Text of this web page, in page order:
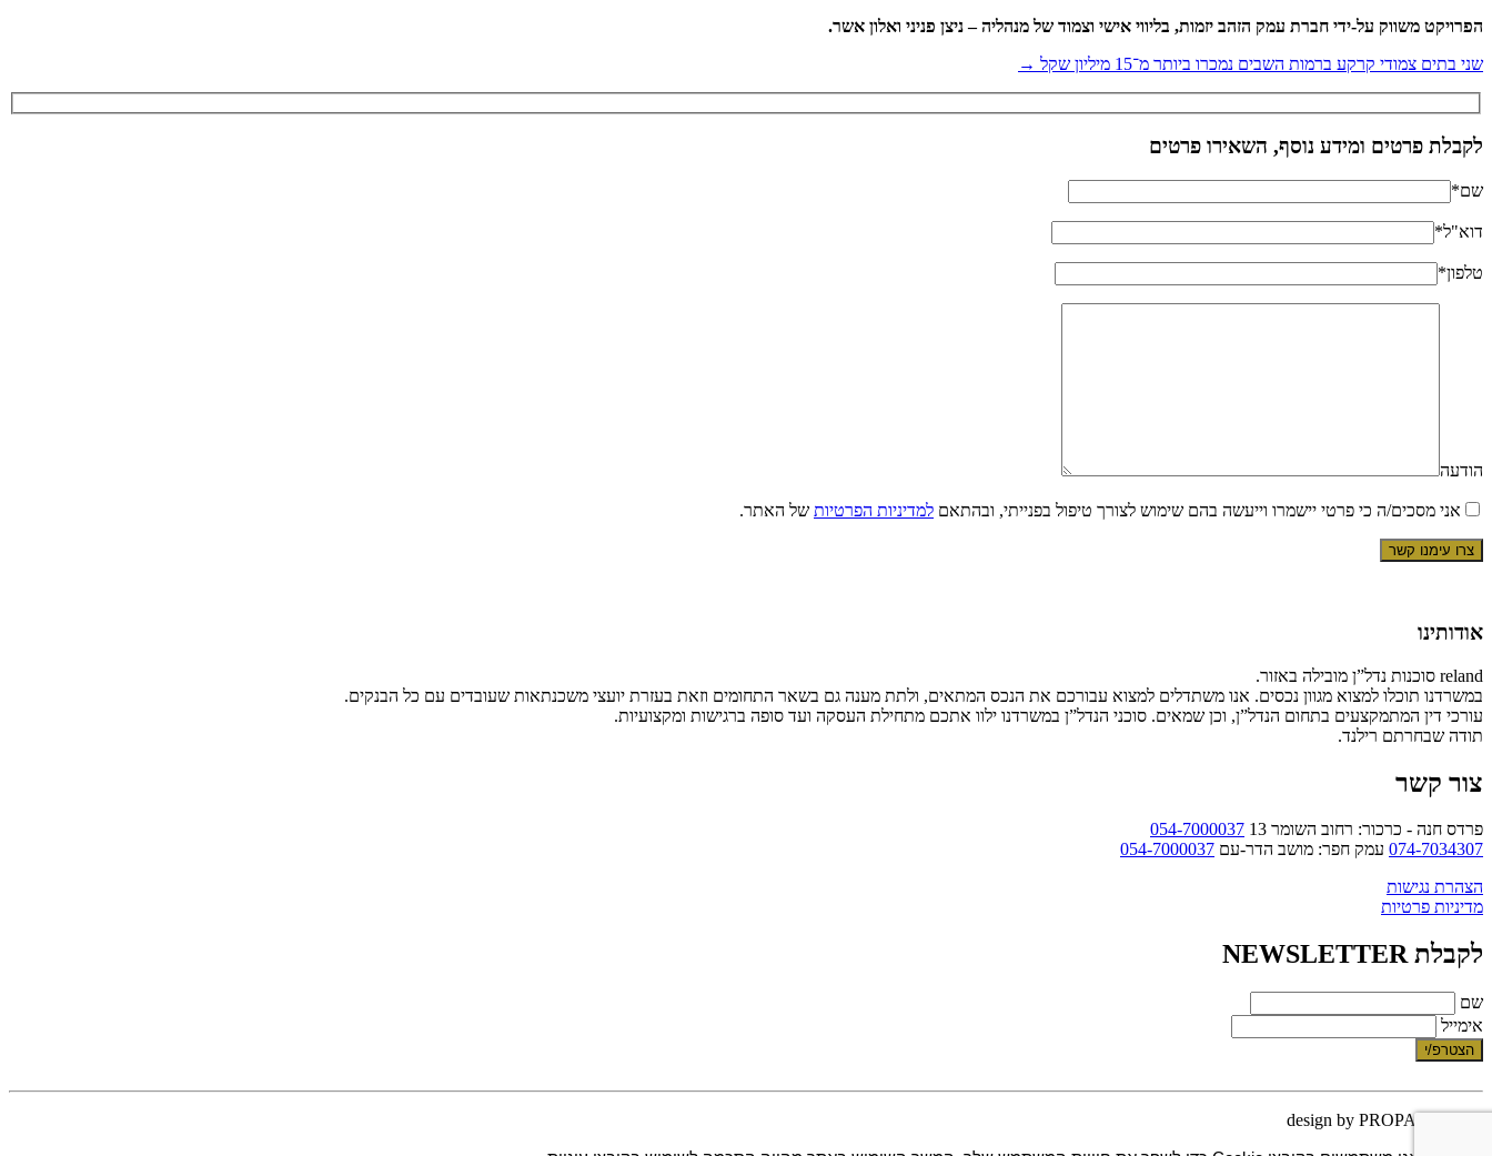
הפרויקט משווק על-ידי חברת עמק הזהב יזמות, בליווי אישי וצמוד של מנהליה – ניצן פניני ואלון אשר.
שני בתים צמודי קרקע ברמות השבים נמכרו ביותר מ־15 מיליון שקל →
לקבלת פרטים ומידע נוסף, השאירו פרטים
שם*
דוא"ל*
טלפון*
הודעה
אני מסכים/ה כי פרטי יישמרו וייעשה בהם שימוש לצורך טיפול בפנייתי, ובהתאם למדיניות הפרטיות של האתר.
אודותינו
reland סוכנות נדל”ן מובילה באזור.
במשרדנו תוכלו למצוא מגוון נכסים. אנו משתדלים למצוא עבורכם את הנכס המתאים, ולתת מענה גם בשאר התחומים וזאת בעזרת יועצי משכנתאות שעובדים עם כל הבנקים.
עורכי דין המתמקצעים בתחום הנדל”ן, וכן שמאים. סוכני הנדל”ן במשרדנו ילוו אתכם מתחילת העסקה ועד סופה ברגישות ומקצועיות.
תודה שבחרתם רילנד.
צור קשר
פרדס חנה - כרכור: רחוב השומר 13
054-7000037
074-7034307 עמק חפר: מושב הדר-עם 054-7000037
הצהרת נגישות
מדיניות פרטיות
לקבלת NEWSLETTER
שם
אימייל
הצטרפ/י
design by PROPAGANDA